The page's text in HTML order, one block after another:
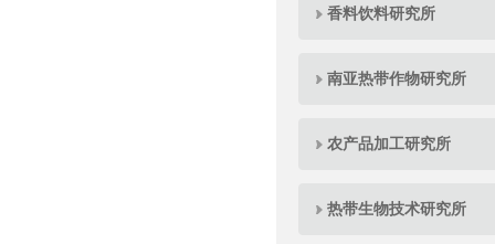
香料饮料研究所
南亚热带作物研究所
农产品加工研究所
热带生物技术研究所